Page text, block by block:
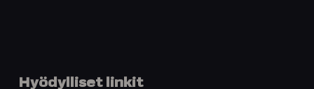
Hyödylliset linkit